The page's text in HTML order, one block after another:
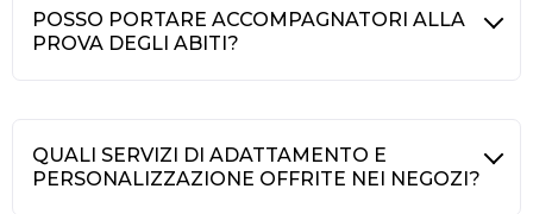
POSSO PORTARE ACCOMPAGNATORI ALLA
PROVA DEGLI ABITI?
QUALI SERVIZI DI ADATTAMENTO E
PERSONALIZZAZIONE OFFRITE NEI NEGOZI?